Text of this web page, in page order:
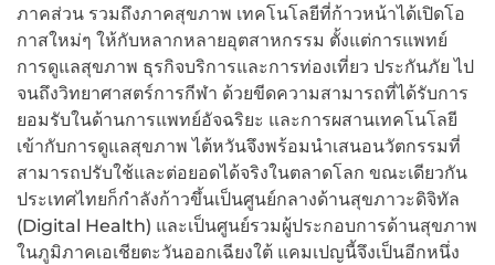
ภาคส่วน รวมถึงภาคสุขภาพ เทคโนโลยีที่ก้าวหน้าได้เปิดโอ
กาสใหม่ๆ ให้กับหลากหลายอุตสาหกรรม ตั้งแต่การแพทย์
การดูแลสุขภาพ ธุรกิจบริการและการท่องเที่ยว ประกันภัย ไป
จนถึงวิทยาศาสตร์การกีฬา ด้วยขีดความสามารถที่ได้รับการ
ยอมรับในด้านการแพทย์อัจฉริยะ และการผสานเทคโนโลยี
เข้ากับการดูแลสุขภาพ ไต้หวันจึงพร้อมนำเสนอนวัตกรรมที่
สามารถปรับใช้และต่อยอดได้จริงในตลาดโลก ขณะเดียวกัน
ประเทศไทยก็กำลังก้าวขึ้นเป็นศูนย์กลางด้านสุขภาวะดิจิทัล
(Digital Health) และเป็นศูนย์รวมผู้ประกอบการด้านสุขภาพ
ในภูมิภาคเอเชียตะวันออกเฉียงใต้ แคมเปญนี้จึงเป็นอีกหนึ่ง